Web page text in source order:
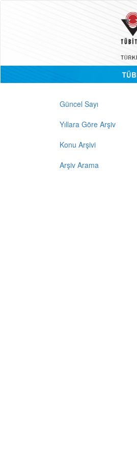
Güncel Sayı
Yıllara Göre Arşiv
Konu Arşivi
Arşiv Arama